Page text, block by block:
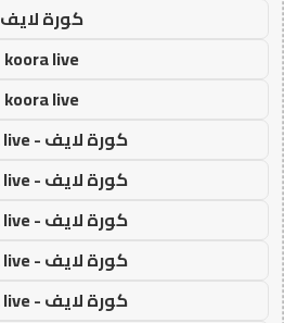
كورة لايف
koora live
koora live
كورة لايف - koora live
كورة لايف - koora live
كورة لايف - koora live
كورة لايف - koora live
كورة لايف - koora live